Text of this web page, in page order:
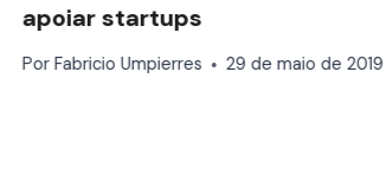
apoiar startups
Por Fabricio Umpierres 29 de maio de 2019